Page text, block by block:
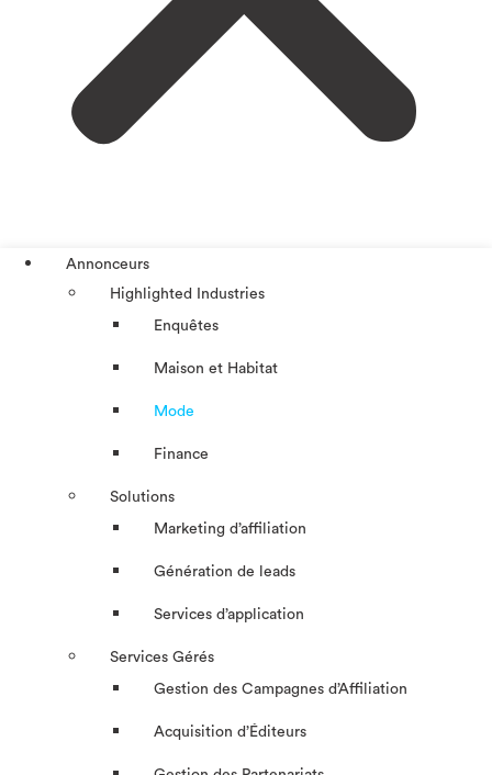
Annonceurs
Highlighted Industries
Enquêtes
Maison et Habitat
Mode
Finance
Solutions
Marketing d’affiliation
Génération de leads
Services d’application
Services Gérés
Gestion des Campagnes d’Affiliation​
Acquisition d’Éditeurs